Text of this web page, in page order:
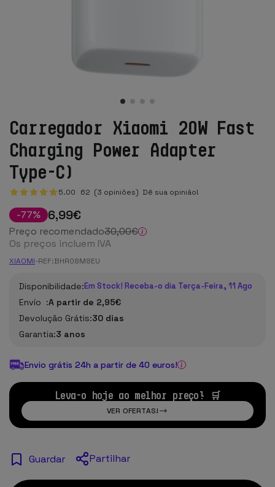
Carregador Xiaomi 20W Fast
Charging Power Adapter
Type-C)
5.00 62 (3 opiniões) Dê sua opinião!
-77% 6,99€
Preço recomendado30,00€
Os preços incluem IVA
XIAOMI-REF:BHR08M8EU
Disponibilidade:Em Stock! Receba-o dia Terça-Feira, 11 Ago
Envío :A partir de 2,95€
Devolução Grátis:30 dias
Garantia:3 anos
Envio grátis 24h a partir de 40 euros!
Leva-o hoje ao melhor preço! 🛒
VER OFERTAS!
Guardar Partilhar